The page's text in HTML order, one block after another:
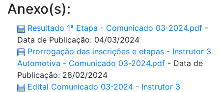
Anexo(s):
Resultado 1ª Etapa - Comunicado 03-2024.pdf -
Data de Publicação: 04/03/2024
Prorrogação das inscrições e etapas - Instrutor 3
Automotiva - Comunicado 03-2024.pdf - Data de
Publicação: 28/02/2024
Edital Comunicado 03-2024 - Instrutor 3